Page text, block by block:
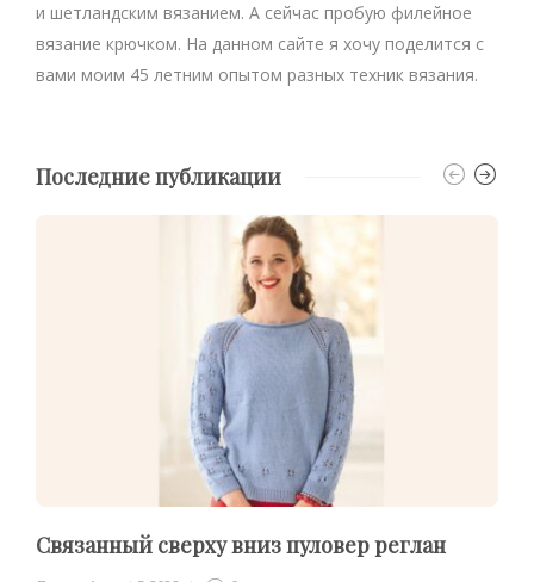
и шетландским вязанием. А сейчас пробую филейное
вязание крючком. На данном сайте я хочу поделится с
вами моим 45 летним опытом разных техник вязания.
Последние публикации
Связанный сверху вниз пуловер реглан